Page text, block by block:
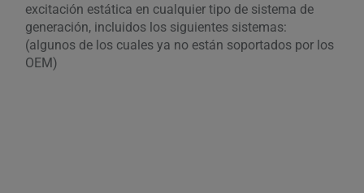
excitación estática en cualquier tipo de sistema de
generación, incluidos los siguientes sistemas:
(algunos de los cuales ya no están soportados por los
OEM)